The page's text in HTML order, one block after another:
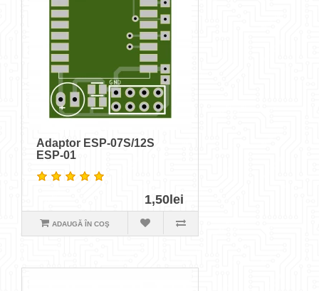
Adaptor ESP-07S/12S
ESP-01
1,50lei
ADAUGĂ ÎN COŞ